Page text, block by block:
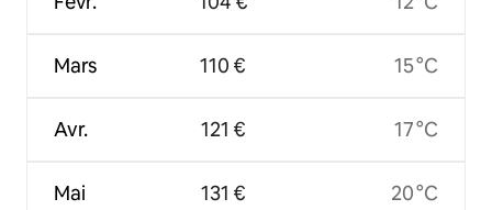
Mars
Avr.
Mai
110 €
121 €
131 €
15 °C
17 °C
20 °C